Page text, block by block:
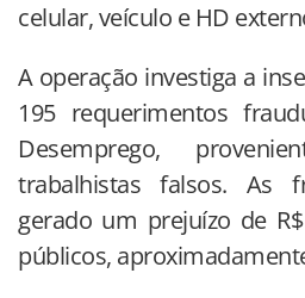
celular, veículo e HD
A operação investiga a
195 requerimentos
Desemprego,
trabalhistas falsos. As
gerado um prejuízo de
públicos,